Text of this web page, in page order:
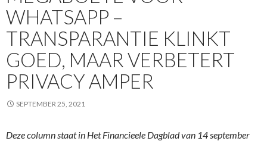
WHATSAPP –
TRANSPARANTIE KLINKT
GOED, MAAR VERBETERT
PRIVACY AMPER
SEPTEMBER 25, 2021
Deze column staat in Het Financieele Dagblad van 14 september